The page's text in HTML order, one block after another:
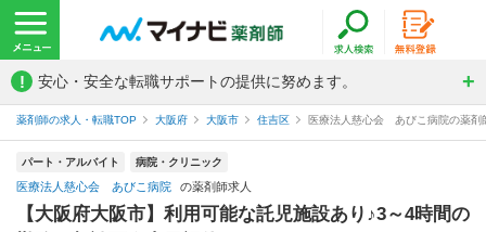
! 安心・安全な転職サポートの提供に努めます。
薬剤師の求人・転職TOP 大阪府 大阪市 住吉区 医療法人慈心会 あびこ病院の薬剤
パート・アルバイト 病院・クリニック
医療法人慈心会 あびこ病院 の薬剤師求人
【大阪府大阪市】利用可能な託児施設あり♪3～4時間の